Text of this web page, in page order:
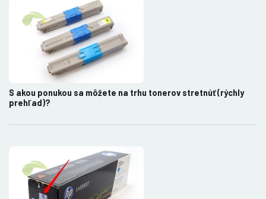
S akou ponukou sa môžete na trhu tonerov stretnúť (rýchly
prehľad)?